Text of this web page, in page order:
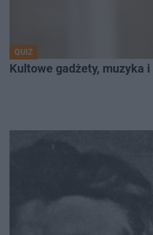
QUIZ
Kultowe gadżety, muzyka